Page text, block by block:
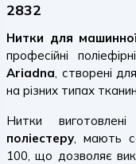
2832
Нитки для
професійні
Ariadna, створені
на різних типах
Нитки
поліестеру, мають
100, що дозволяє